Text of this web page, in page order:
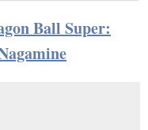
Ball Super: